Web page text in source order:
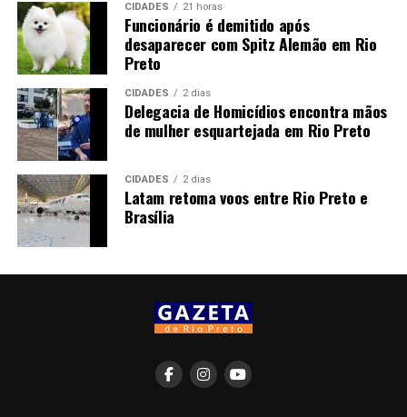
CIDADES 21 horas
Funcionário é demitido após
desaparecer com Spitz Alemão em Rio
Preto
CIDADES 2 dias
Delegacia de Homicídios encontra mãos
de mulher esquartejada em Rio Preto
CIDADES 2 dias
Latam retoma voos entre Rio Preto e
Brasília